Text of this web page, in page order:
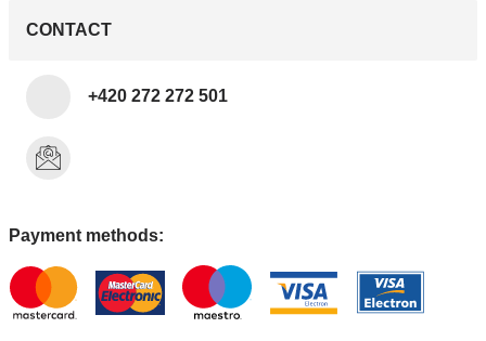
CONTACT
+420 272 272 501
Payment methods: